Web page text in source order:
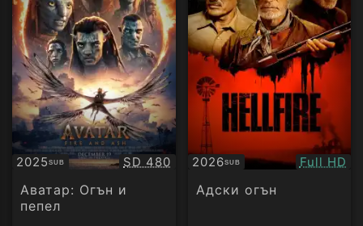
2025SUB
Субтитри Качество:
SD 480
Аватар: Огън и
пепел
2026SUB
Субтитри Full HD
Адски огън